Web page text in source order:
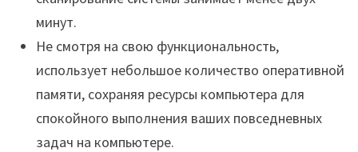
минут.
Не смотря на свою функциональность,
использует небольшое количество оперативной
памяти, сохраняя ресурсы компьютера для
спокойного выполнения ваших повседневных
задач на компьютере.